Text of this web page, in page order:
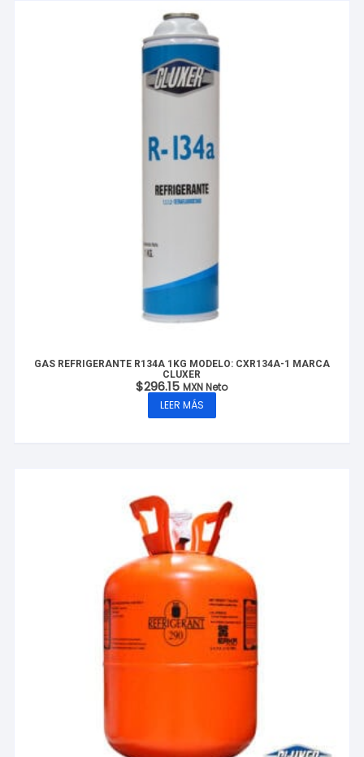
GAS REFRIGERANTE R134A 1KG MODELO: CXR134A-1 MARCA
CLUXER
$296.15 MXN Neto
LEER MÁS